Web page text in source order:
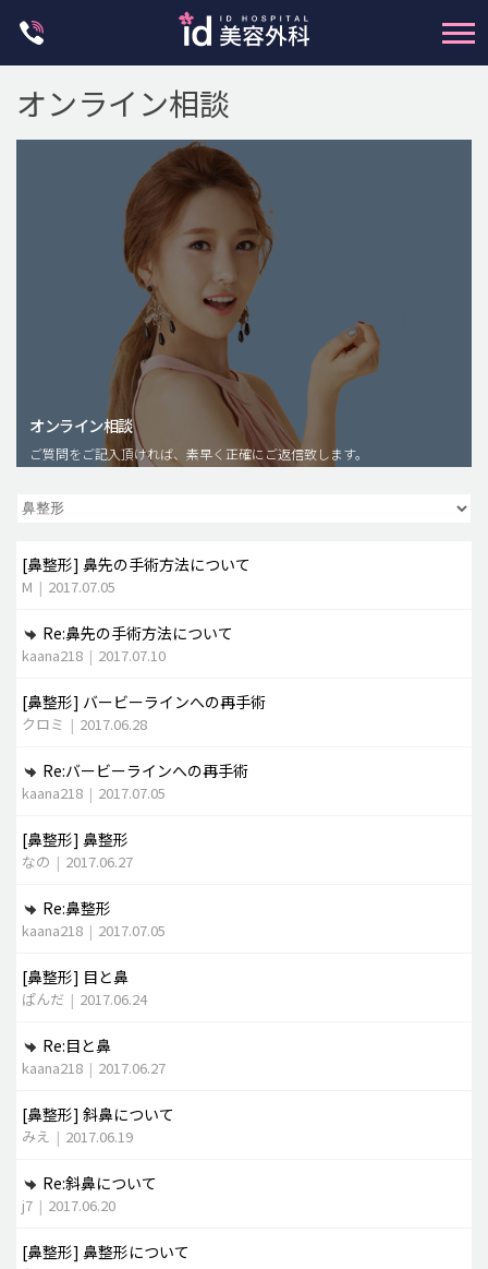
脂肪注入(アンチエイジング)
豊胸手術・バストアップ
メンズ整形
idリアルストーリー
idニュース
安全整形
ご相談のお問い合わせ
オンライン相談
オンライン相談
ご質問をご記入頂ければ、素早く正確にご返信致します。
[鼻整形] 鼻先の手術方法について
M | 2017.07.05
Re:鼻先の手術方法について
kaana218 | 2017.07.10
[鼻整形] バービーラインへの再手術
クロミ | 2017.06.28
Re:バービーラインへの再手術
kaana218 | 2017.07.05
[鼻整形] 鼻整形
なの | 2017.06.27
Re:鼻整形
kaana218 | 2017.07.05
[鼻整形] 目と鼻
ぱんだ | 2017.06.24
Re:目と鼻
kaana218 | 2017.06.27
[鼻整形] 斜鼻について
みえ | 2017.06.19
Re:斜鼻について
j7 | 2017.06.20
[鼻整形] 鼻整形について